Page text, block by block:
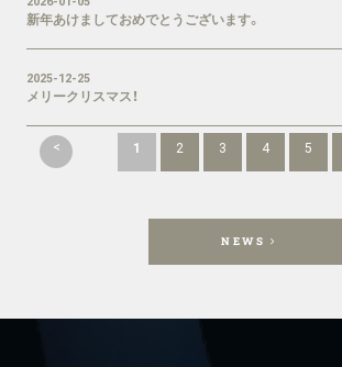
新年あけましておめでとうございます。
2025-12-25
メリークリスマス！
< 1 2 3 4 5
NEWS